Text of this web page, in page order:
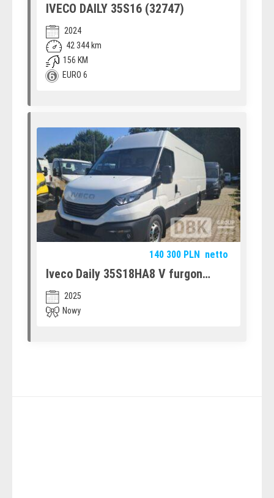
IVECO DAILY 35S16 (32747)
2024
42 344 km
156 KM
EURO 6
140 300 PLN netto
Iveco Daily 35S18HA8 V furgon
(12580714)
2025
Nowy